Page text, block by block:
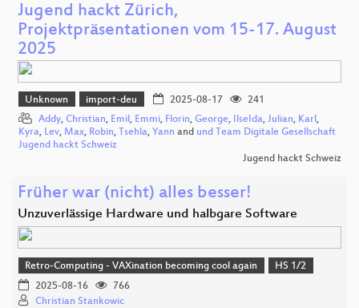
Jugend hackt Zürich,
Projektpräsentationen vom 15-17. August
2025
Unknown import-deu 2025-08-17
241
Addy, Christian, Emil, Emmi, Florin, George, IlseIda, Julian, Karl,
Kyra, Lev, Max, Robin, Tsehla, Yann and und Team Digitale Gesellschaft
Jugend hackt Schweiz
Jugend hackt Schweiz
Früher war (nicht) alles besser!
Unzuverlässige Hardware und halbgare Software
Retro-Computing - VAXination becoming cool again
HS 1/2
2025-08-16
766
Christian Stankowic